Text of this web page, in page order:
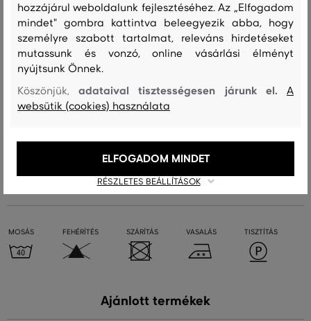
Összetétel
felső anyag
100 %
Kezelési útmutató
MOSÁS FEHÉRÍTÉS SZÁRÍTÁS VASALÁS TISZTÍTÁS
Ajánlott termékek
hozzájárul weboldalunk fejlesztéséhez. Az „Elfogadom
mindet" gombra kattintva beleegyezik abba, hogy
személyre szabott tartalmat, releváns hirdetéseket
mutassunk és vonzó, online vásárlási élményt
nyújtsunk Önnek.
Köszönjük,adataival tisztességesen járunk el.A
websütik (cookies) használata
RÉSZLETES BEÁLLÍTÁSOK
ELFOGADOM MINDET